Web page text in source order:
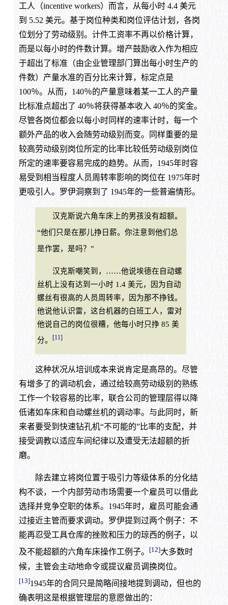
工人（incentive workers）而言，从每小时 4.4 美元
到 5.52 美元。基于岗位种类和岗位评估计划，各岗
位划分了劳动级别。计件工资率不再以价格计算，
而是以每小时的件数计算。增产鼓励收入作为相应
于超出了标准（由企业管理部门算出每小时生产的
件数）产量水准的百分比来计算，标定点是
100％。从而，140％的产量意味着某一工人的产量
比标准点超出了 40％将获得基本收入 40％的奖金。
尽管各岗位都会以每小时同样的速率计时，每一个
额外产品的收入会随劳动级别而变。同样重要的是
较高劳动级别岗位所定的比率比较低劳动级别岗位
所定的速率要容易完成的趋势。从而，1945年时容
易受到相当程度人员周转率影响的岗位在 1975年时
更吸引人。罗伊洞察到了 1945年的一些普遍情形。
汉克斯说六角车床上的男孩没有超额。
“他们只是在那儿挣日薪。你注意到他们总
是作罢，是吗？”
汉克斯嘲笑到，……他说埃德在自动螺
丝机上没有达到一小时 1.4 美元，因为自动
螺丝有很高的人员周转率，因为那不挣钱。
他说他认识雷，这台机器的白班工人，雷对
他说自己的岗位很糟，他每小时只挣 85 美
分。 [11]
这种状况从培训成本来说肯定是高昂的。尽管
有增多了的调动机会，通过给较高劳动级别的熟练
工作一个较容易的比率，联合公司的管理层得以降
低诸如车床和自动螺丝机的调动率。与此同时，新
来者要受到快速钻孔机“不可能的”比率的支配，并
接受调教以适应车间纪律以及遭受无法超额的折
磨。
除去建立将岗位置于吸引力等级体系的分化结
构不谈，一个内部劳动市场需要一个雇员可以借此
选择并竞争空职的体系。1945年时，雇员可能会通
过接近主管而要求调动。罗伊提到过两个例子：不
能再忍受工具仓库的挫败和压力的琼西的例子，以
及不能超额的六角车床操作工例子。
[12]大多数时
候，主管会主动地命令或提议雇员调换岗位。
[13]1945年的合同只是简略间接地提到调动，但也的
确表明这是根据管理层的意愿做出的：